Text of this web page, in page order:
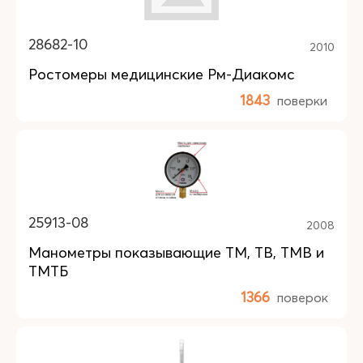
28682-10 2010
Ростомеры медицинские Рм-Диакомс
1843 поверки
25913-08 2008
Манометры показывающие ТМ, ТВ, ТМВ и
ТМТБ
1366 поверок